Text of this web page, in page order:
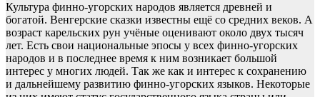
Культура финно-угорских народов является древней и
богатой. Венгерские сказки известны ещё со средних веков. А
возраст карельских рун учёные оценивают около двух тысяч
лет. Есть свои национальные эпосы у всех финно-угорских
народов и в последнее время к ним возникает большой
интерес у многих людей. Так же как и интерес к сохранению
и дальнейшему развитию финно-угорских языков. Некоторые